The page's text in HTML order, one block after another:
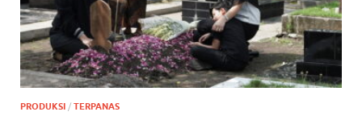
PRODUKSI / TERPANAS